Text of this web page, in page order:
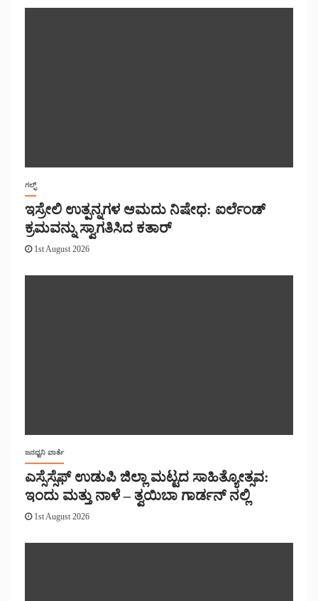
ಗಲ್ಫ್
ಇಸ್ರೇಲಿ ಉತ್ಪನ್ನಗಳ ಆಮದು ನಿಷೇಧ: ಐರ್ಲೆಂಡ್
ಕ್ರಮವನ್ನು ಸ್ವಾಗತಿಸಿದ ಕತಾರ್
1st August 2026
ಜನಧ್ವನಿ ವಾರ್ತೆ
ಎಸ್ಸೆಸ್ಸೆಫ್ ಉಡುಪಿ ಜಿಲ್ಲಾ ಮಟ್ಟದ ಸಾಹಿತ್ಯೋತ್ಸವ:
ಇಂದು ಮತ್ತು ನಾಳೆ – ತ್ವಯಿಬಾ ಗಾರ್ಡನ್ ನಲ್ಲಿ
1st August 2026